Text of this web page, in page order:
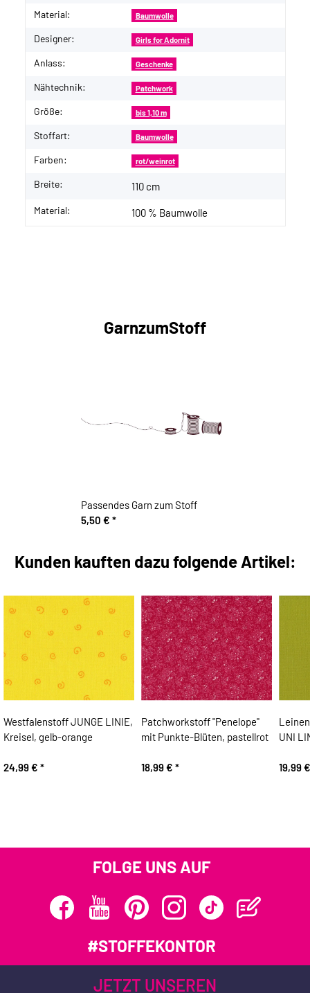
Material: Baumwolle
Designer: Girls for Adornit
Anlass: Geschenke
Nähtechnik: Patchwork
Größe: bis 1,10 m
Stoffart: Baumwolle
Farben: rot/weinrot
Breite: 110 cm
Material: 100 % Baumwolle
GarnzumStoff
Passendes Garn zum Stoff
5,50 € *
Kunden kauften dazu folgende Artikel:
Westfalenstoff JUNGE LINIE,
Kreisel, gelb-orange
24,99 € *
Patchworkstoff "Penelope"
mit Punkte-Blüten, pastellrot
18,99 € *
UNI
19,99
FOLGE UNS AUF
#STOFFEKONTOR
JETZT UNSEREN